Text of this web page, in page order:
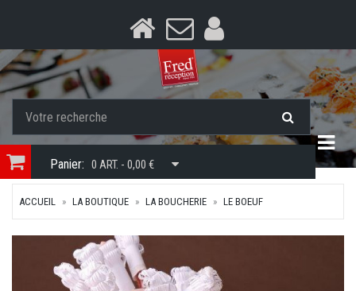
Panier: 0 ART. - 0,00 €
ACCUEIL LA BOUTIQUE LA BOUCHERIE LE BOEUF